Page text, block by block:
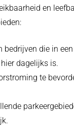
en
bedrijven die in
dagelijks is.
te